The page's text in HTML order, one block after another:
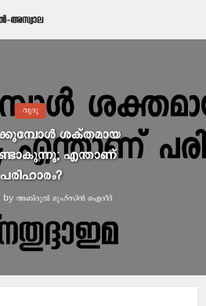
വുദു
ശക്തമായ
എന്താണ്
പരിഹാരം?
by അബ്ദുല്‍ മുഹ്സിന്‍ ഐദീദ്